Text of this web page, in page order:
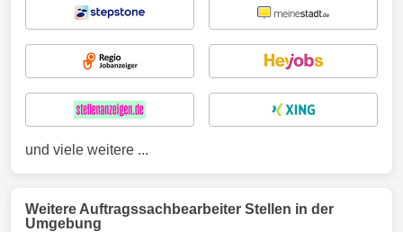
und viele weitere ...
Weitere Auftragssachbearbeiter Stellen in der
Umgebung